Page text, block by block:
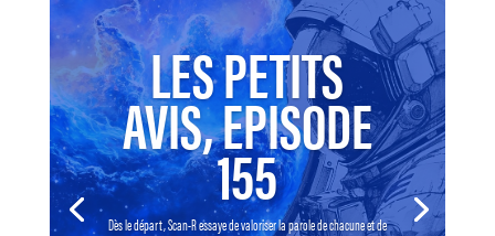
LES PETITS
AVIS, EPISODE
155
Dès le départ, Scan-R essaye de valoriser la parole de chacune et de